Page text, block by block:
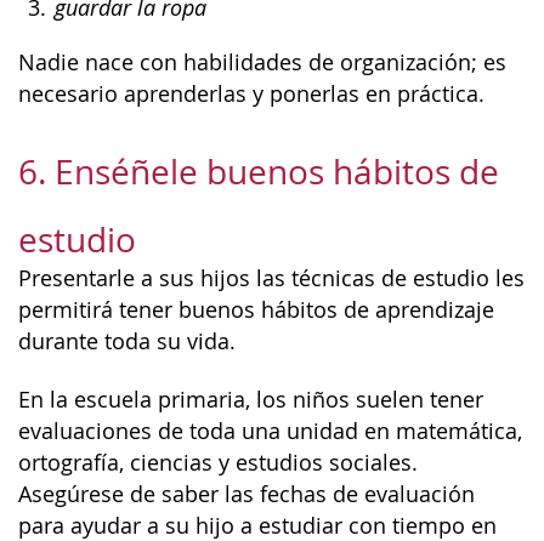
guardar la ropa
Nadie nace con habilidades de organización; es
necesario aprenderlas y ponerlas en práctica.
6. Enséñele buenos hábitos de
estudio
Presentarle a sus hijos las técnicas de estudio les
permitirá tener buenos hábitos de aprendizaje
durante toda su vida.
En la escuela primaria, los niños suelen tener
evaluaciones de toda una unidad en matemática,
ortografía, ciencias y estudios sociales.
Asegúrese de saber las fechas de evaluación
para ayudar a su hijo a estudiar con tiempo en